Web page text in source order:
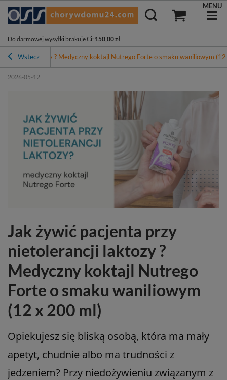
Do darmowej wysyłki brakuje Ci: 150,00 zł
MENU
Wsteczlaktozy ? Medyczny koktajl Nutrego Forte o smaku waniliowym
2026-05-12
Jak żywić pacjenta przy
nietolerancji laktozy ?
Medyczny koktajl Nutrego
Forte o smaku waniliowym
(12 x 200 ml)
Opiekujesz się bliską osobą, która ma mały
apetyt, chudnie albo ma trudności z
jedzeniem? Przy niedożywieniu związanym z